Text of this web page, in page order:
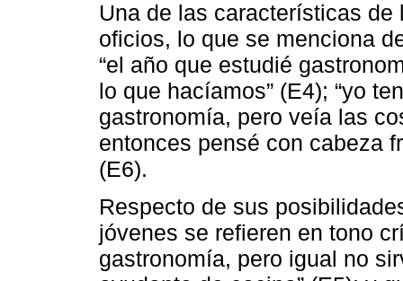
Una de las características
oficios, lo que se menciona
“el año que estudié
lo que hacíamos” (E4); “yo
gastronomía, pero veía las
entonces pensé con cabeza
(E6).
Respecto de sus
jóvenes se refieren en tono
gastronomía, pero igual no